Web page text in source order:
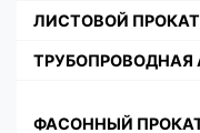
ЛИСТОВОЙ ПРОКАТ
ТРУБОПРОВОДНАЯ
ФАСОННЫЙ